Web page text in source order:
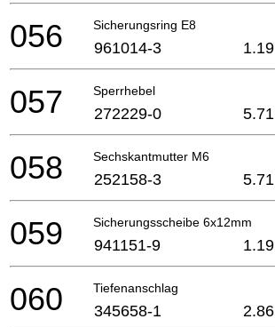
Sicherungsring E8
056 961014-3 1.19
Sperrhebel
057 272229-0 5.71
Sechskantmutter M6
058 252158-3 5.71
Sicherungsscheibe 6x12mm
059 941151-9 1.19
Tiefenanschlag
060 345658-1 2.86